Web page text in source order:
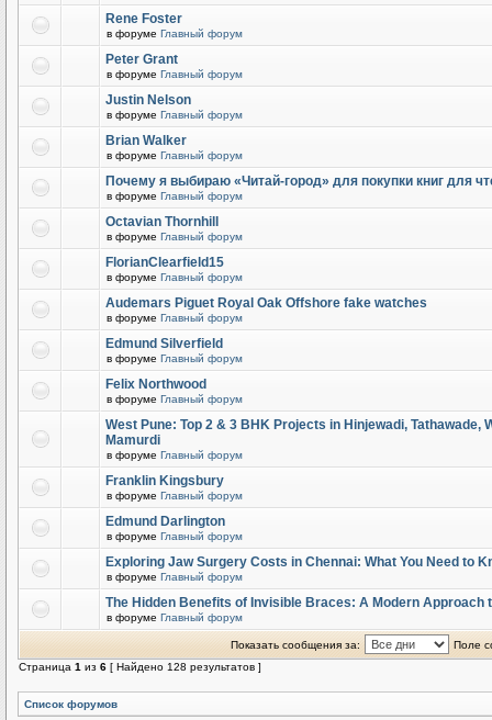
Rene Foster
в форуме Главный форум
Peter Grant
в форуме Главный форум
Justin Nelson
в форуме Главный форум
Brian Walker
в форуме Главный форум
Почему я выбираю «Читай-город» для покупки книг для
в форуме Главный форум
Octavian Thornhill
в форуме Главный форум
FlorianClearfield15
в форуме Главный форум
Audemars Piguet Royal Oak Offshore fake watches
в форуме Главный форум
Edmund Silverfield
в форуме Главный форум
Felix Northwood
в форуме Главный форум
West Pune: Top 2 & 3 BHK Projects in Hinjewadi, Tathawade,
Mamurdi
в форуме Главный форум
Franklin Kingsbury
в форуме Главный форум
Edmund Darlington
в форуме Главный форум
Exploring Jaw Surgery Costs in Chennai: What You Need to
в форуме Главный форум
The Hidden Benefits of Invisible Braces: A Modern Approach
в форуме Главный форум
Показать сообщения за:
Поле
Страница 1 из 6 [ Найдено 128 результатов ]
Список форумов